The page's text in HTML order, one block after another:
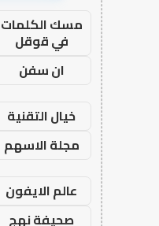
مسك الكلمات
في قوقل
ان سفن
خيال التقنية
مجلة الاسهم
عالم الايفون
صحيفة نهج